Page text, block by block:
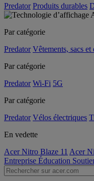
Predator Produits durables
Par catégorie
Predator Vêtements, sacs et
Par catégorie
Predator Wi-Fi 5G
Par catégorie
Predator Vélos électriques
En vedette
Acer Nitro Blaze 11 Acer
Entreprise Éducation